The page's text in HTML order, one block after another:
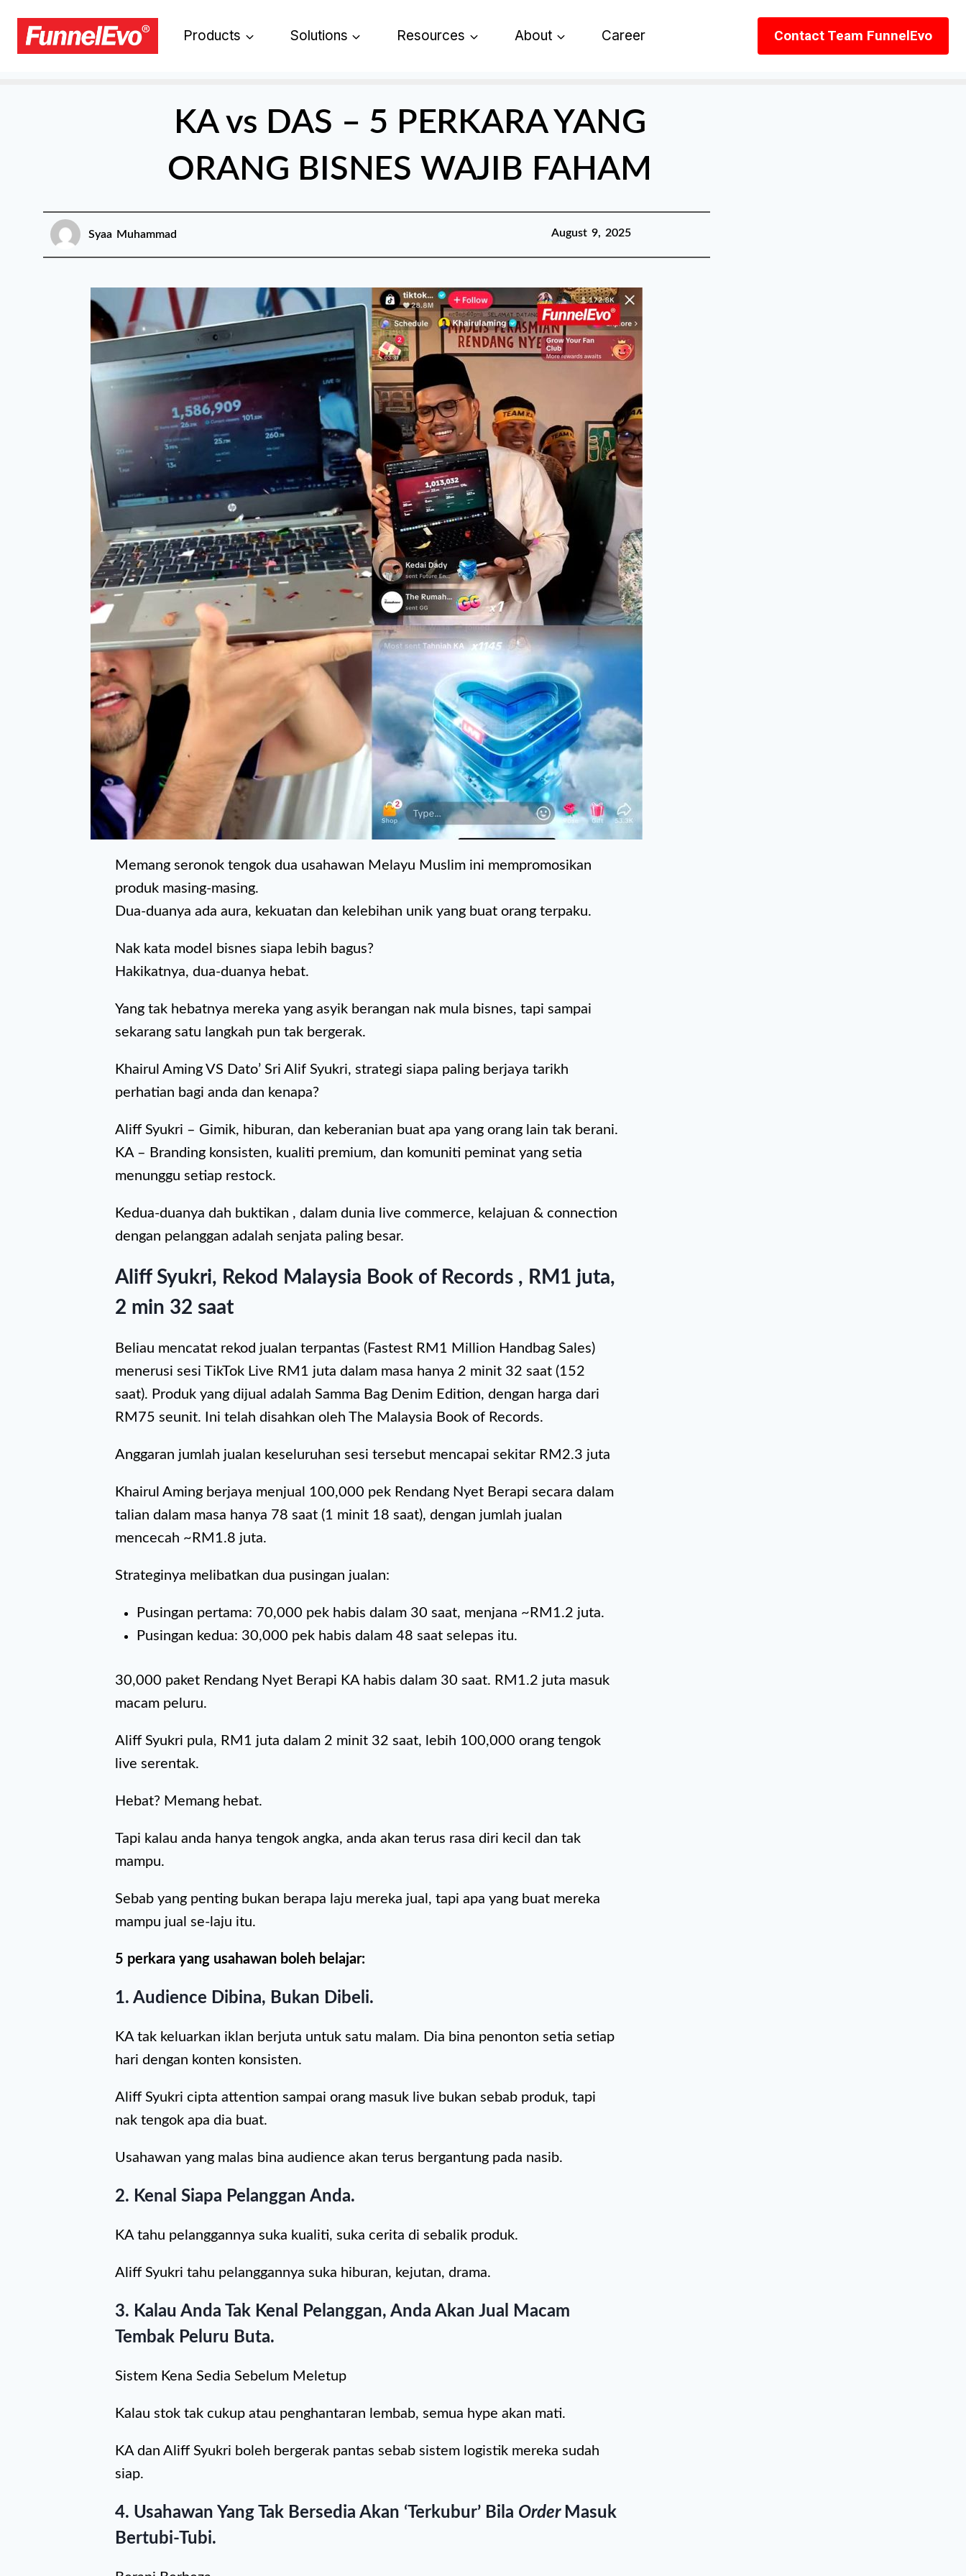
Products Solutions Resources About Career Contact Team FunnelEvo
KA vs DAS – 5 PERKARA YANG
ORANG BISNES WAJIB FAHAM
Syaa Muhammad August 9, 2025
Memang seronok tengok dua usahawan Melayu Muslim ini mempromosikan
produk masing-masing.
Dua-duanya ada aura, kekuatan dan kelebihan unik yang buat orang terpaku.
Nak kata model bisnes siapa lebih bagus?
Hakikatnya, dua-duanya hebat.
Yang tak hebatnya mereka yang asyik berangan nak mula bisnes, tapi sampai
sekarang satu langkah pun tak bergerak.
Khairul Aming VS Dato’ Sri Alif Syukri, strategi siapa paling berjaya tarikh
perhatian bagi anda dan kenapa?
Aliff Syukri – Gimik, hiburan, dan keberanian buat apa yang orang lain tak berani.
KA – Branding konsisten, kualiti premium, dan komuniti peminat yang setia
menunggu setiap restock.
Kedua-duanya dah buktikan , dalam dunia live commerce, kelajuan & connection
dengan pelanggan adalah senjata paling besar.
Aliff Syukri, Rekod Malaysia Book of Records , RM1 juta,
2 min 32 saat
Beliau mencatat rekod jualan terpantas (Fastest RM1 Million Handbag Sales)
menerusi sesi TikTok Live RM1 juta dalam masa hanya 2 minit 32 saat (152
saat). Produk yang dijual adalah Samma Bag Denim Edition, dengan harga dari
RM75 seunit. Ini telah disahkan oleh The Malaysia Book of Records.
Anggaran jumlah jualan keseluruhan sesi tersebut mencapai sekitar RM2.3 juta
Khairul Aming berjaya menjual 100,000 pek Rendang Nyet Berapi secara dalam
talian dalam masa hanya 78 saat (1 minit 18 saat), dengan jumlah jualan
mencecah ~RM1.8 juta.
Strateginya melibatkan dua pusingan jualan:
Pusingan pertama: 70,000 pek habis dalam 30 saat, menjana ~RM1.2 juta.
Pusingan kedua: 30,000 pek habis dalam 48 saat selepas itu.
30,000 paket Rendang Nyet Berapi KA habis dalam 30 saat. RM1.2 juta masuk
macam peluru.
Aliff Syukri pula, RM1 juta dalam 2 minit 32 saat, lebih 100,000 orang tengok
live serentak.
Hebat? Memang hebat.
Tapi kalau anda hanya tengok angka, anda akan terus rasa diri kecil dan tak
mampu.
Sebab yang penting bukan berapa laju mereka jual, tapi apa yang buat mereka
mampu jual se-laju itu.
5 perkara yang usahawan boleh belajar:
1. Audience Dibina, Bukan Dibeli.
KA tak keluarkan iklan berjuta untuk satu malam. Dia bina penonton setia setiap
hari dengan konten konsisten.
Aliff Syukri cipta attention sampai orang masuk live bukan sebab produk, tapi
nak tengok apa dia buat.
Usahawan yang malas bina audience akan terus bergantung pada nasib.
2. Kenal Siapa Pelanggan Anda.
KA tahu pelanggannya suka kualiti, suka cerita di sebalik produk.
Aliff Syukri tahu pelanggannya suka hiburan, kejutan, drama.
3. Kalau Anda Tak Kenal Pelanggan, Anda Akan Jual Macam
Tembak Peluru Buta.
Sistem Kena Sedia Sebelum Meletup
Kalau stok tak cukup atau penghantaran lembab, semua hype akan mati.
KA dan Aliff Syukri boleh bergerak pantas sebab sistem logistik mereka sudah
siap.
4. Usahawan Yang Tak Bersedia Akan ‘terkubur’ Bila Order Masuk
Bertubi-Tubi.